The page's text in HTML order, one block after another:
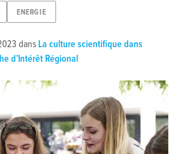
ENERGIE
dansLa culture scientifique dans
d’Intérêt Régional